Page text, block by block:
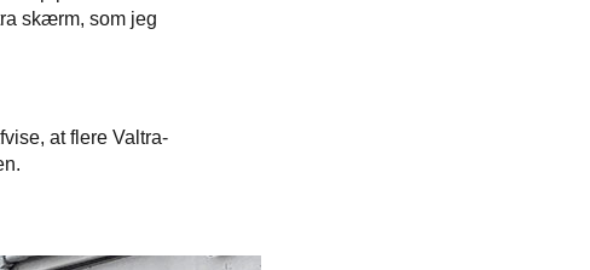
skærm, som jeg
at flere Valtra-